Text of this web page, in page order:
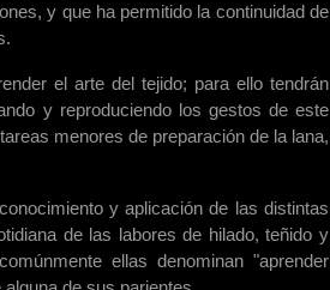
y que ha permitido la continuidad de
el arte del tejido; para ello tendrán
y reproduciendo los gestos de este
menores de preparación de la lana,
y aplicación de las distintas
de las labores de hilado, teñido y
ellas denominan "aprender